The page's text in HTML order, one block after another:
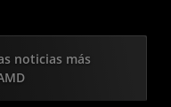
noticias más